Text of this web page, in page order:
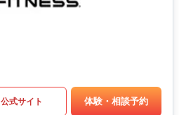
公式サイト 体験・相談予約